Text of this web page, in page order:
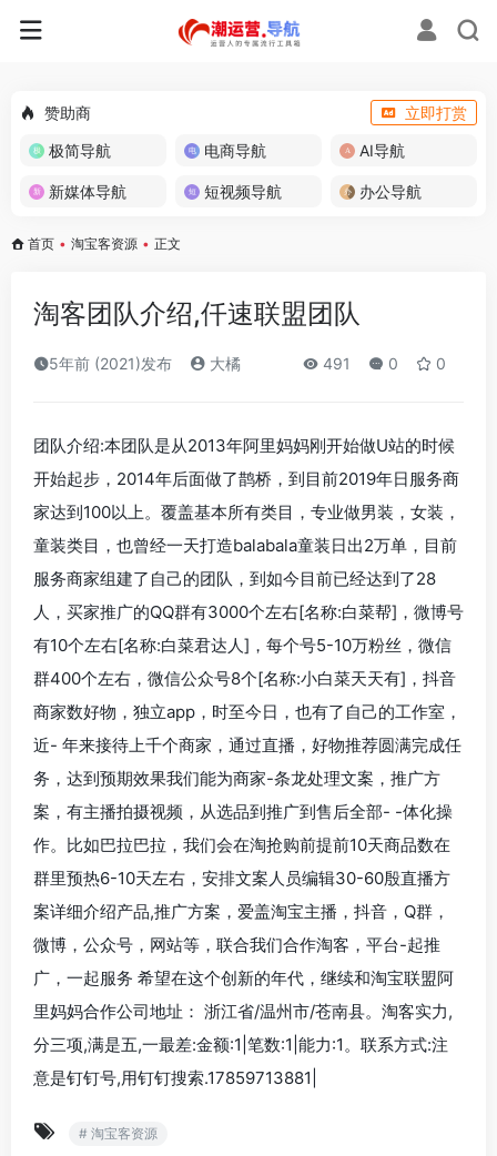
赞助商
立即打赏
极简导航
电商导航 AI导航
新媒体导航 短视频导航 办公导航
首页 • 淘宝客资源 • 正文
淘客团队介绍,仟速联盟团队
5年前 (2021)发布 大橘 491 0 0
团队介绍:本团队是从2013年阿里妈妈刚开始做U站的时候
开始起步，2014年后面做了鹊桥，到目前2019年日服务商
家达到100以上。覆盖基本所有类目，专业做男装，女装，
童装类目，也曾经一天打造balabala童装日出2万单，目前
服务商家组建了自己的团队，到如今目前已经达到了28
人，买家推广的QQ群有3000个左右[名称:白菜帮]，微博号
有10个左右[名称:白菜君达人]，每个号5-10万粉丝，微信
群400个左右，微信公众号8个[名称:小白菜天天有]，抖音
商家数好物，独立app，时至今日，也有了自己的工作室，
近- 年来接待上千个商家，通过直播，好物推荐圆满完成任
务，达到预期效果我们能为商家-条龙处理文案，推广方
案，有主播拍摄视频，从选品到推广到售后全部- -体化操
作。比如巴拉巴拉，我们会在淘抢购前提前10天商品数在
群里预热6-10天左右，安排文案人员编辑30-60殷直播方
案详细介绍产品,推广方案，爱盖淘宝主播，抖音，Q群，
微博，公众号，网站等，联合我们合作淘客，平台-起推
广，一起服务 希望在这个创新的年代，继续和淘宝联盟阿
里妈妈合作公司地址： 浙江省/温州市/苍南县。淘客实力,
分三项,满是五,一最差:金额:1|笔数:1|能力:1。联系方式:注
意是钉钉号,用钉钉搜索.17859713881|
# 淘宝客资源